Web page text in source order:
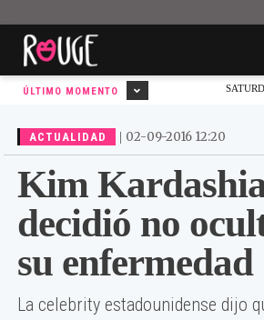
ÚLTIMO MOMENTO
ACTUALIDAD | 02-09-2016 12:20
Kim
decidió no
su enfermedad
La celebrity estadounidense dijo